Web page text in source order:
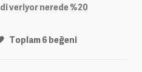
veriyor nerede %20
Toplam6 beğeni